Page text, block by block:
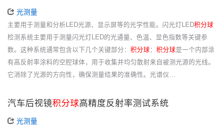
光测量
主要用于测量和分析LED光源、显示屏等的光学性能。闪光灯LED积分球
检测系统主要用于测量闪光灯LED的光通量、色温、显色指数等关键参
数。这种系统通常包含以下几个关键部分： 积分球 ： 积分球是一个内部涂
有高反射率涂料的空腔球体，用于收集并均匀散射来自被测光源的光线。
它消除了光源的方向性，确保测量结果的准确性。光谱仪…
汽车后视镜积分球高精度反射率测试系统
光测量